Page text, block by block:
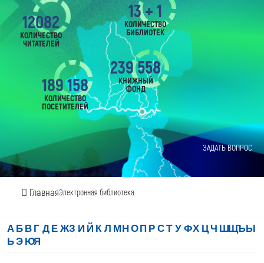
ЗАДАТЬ ВОПРОС
ГлавнаяЭлектронная библиотека
12082
КОЛИЧЕСТВО
ЧИТАТЕЛЕЙ
189 158
КОЛИЧЕСТВО
ПОСЕТИТЕЛЕЙ
239 558
КНИЖНЫЙ
ФОНД
13 + 1
КОЛИЧЕСТВО
БИБЛИОТЕК
АБВГ ДЕЖЗ И Й К Л МНОП РСТ УФХ ЦЧ ШЩЪЫ
ЬЭЮЯ